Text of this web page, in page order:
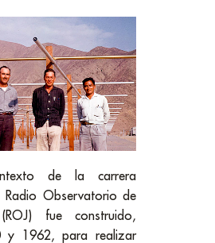
de la carrera
Radio Observatorio de
(ROJ) fue construido,
y 1962, para realizar